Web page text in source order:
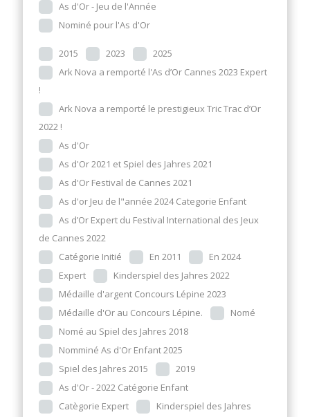
As d'Or - Jeu de l'Année
Nominé pour l'As d'Or
2015 2023
2025
Ark Nova a remporté l'As d’Or Cannes 2023 Expert
!
Ark Nova a remporté le prestigieux Tric Trac d’Or
2022 !
As d'Or
As d'Or 2021 et Spiel des Jahres 2021
As d'Or Festival de Cannes 2021
As d'or Jeu de l"année 2024 Categorie Enfant
As d’Or Expert du Festival International des Jeux
de Cannes 2022
Catégorie Initié
En 2011
En 2024
Expert
Kinderspiel des Jahres 2022
Médaille d'argent Concours Lépine 2023
Médaille d'Or au Concours Lépine.
Nomé
Nomé au Spiel des Jahres 2018
Nomminé As d'Or Enfant 2025
Spiel des Jahres 2015
2019
As d'Or - 2022 Catégorie Enfant
Catègorie Expert
Kinderspiel des Jahres